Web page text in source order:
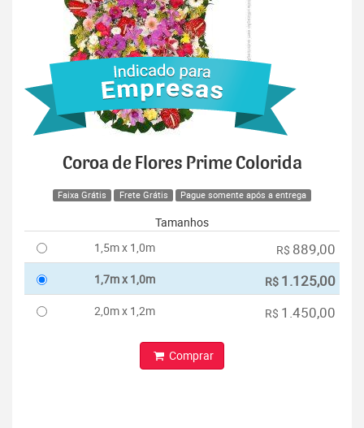
Coroa de Flores Prime Colorida
Faixa Grátis Frete Grátis Pague somente após a entrega
Tamanhos
1,5m x 1,0m
R$ 889,00
1,7m x 1,0m R$ 1.125,00
2,0m x 1,2m R$ 1.450,00
Comprar